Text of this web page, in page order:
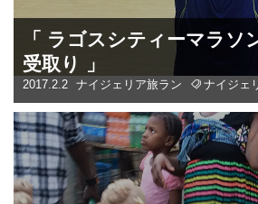
「 ラゴスシティーマラソ
受取り 」
2017.2.2 ナイジェリア旅ラン ナイジェ